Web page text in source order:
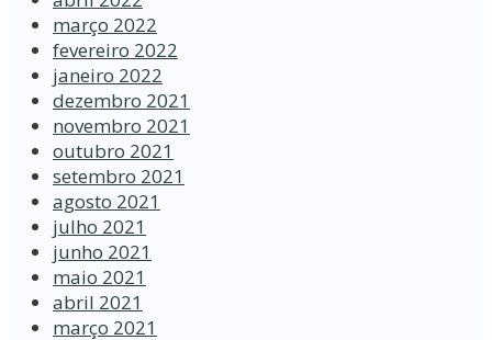
março 2022
fevereiro 2022
janeiro 2022
dezembro 2021
novembro 2021
outubro 2021
setembro 2021
agosto 2021
julho 2021
junho 2021
maio 2021
abril 2021
março 2021